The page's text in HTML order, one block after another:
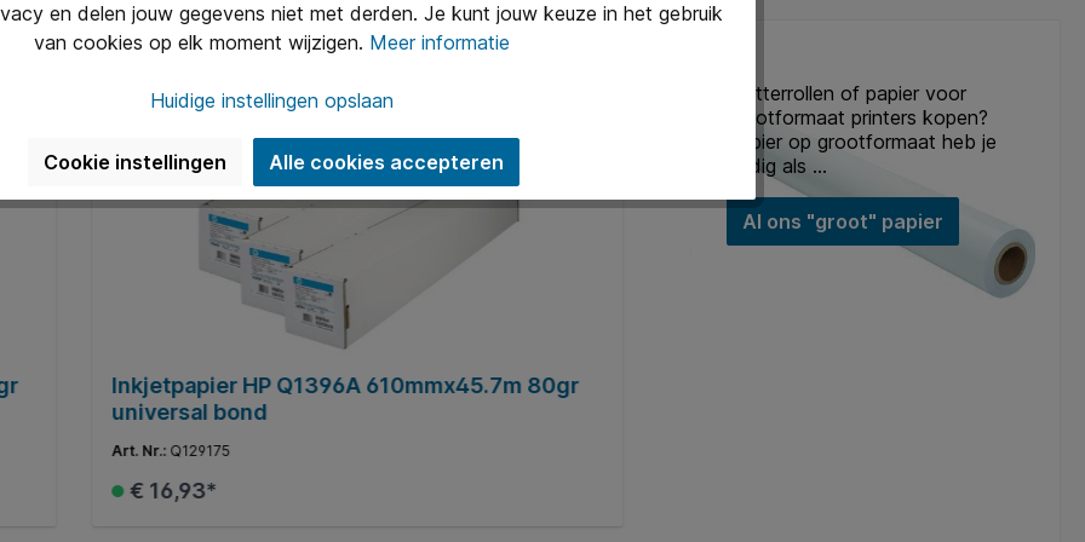
Inkjetpapier HP Q1396A 610mmx45.7m 80gr
universal bond
Art. Nr.: Q129175
€ 16,93*
Plotterrollen of papier voor
grootformaat printers kopen?
Papier op grootformaat heb je
nodig als ...
Al ons "groot" papier
en delen jouw gegevens niet met derden. Je kunt jouw keuze in het gebruik
van cookies op elk moment wijzigen. Meer informatie
Huidige instellingen opslaan
Cookie instellingen Alle cookies accepteren